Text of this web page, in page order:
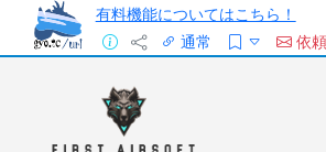
有料機能についてはこちら！
通常
依頼